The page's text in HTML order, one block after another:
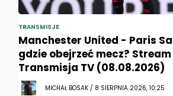
TRANSMISJE
Manchester United - Paris
gdzie obejrzeć mecz?
Transmisja TV (08.08.2026)
MICHAŁ BOSAK / 8 SIERPNIA 2026, 10:25